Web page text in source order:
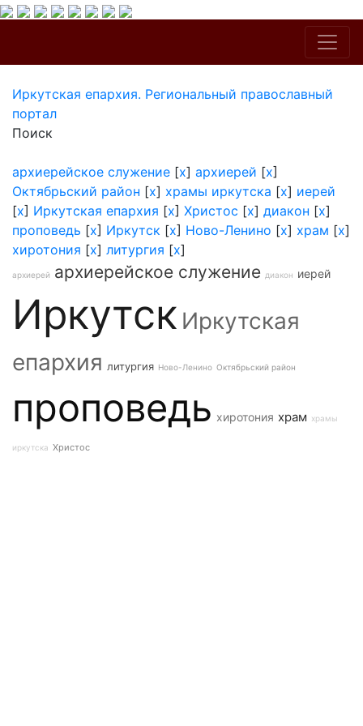
Иркутская епархия. Региональный православный
портал
Поиск
архиерейское служение [x] архиерей [x]
Октябрьский район [x] храмы иркутска [x] иерей
[x] Иркутская епархия [x] Христос [x] диакон [x]
проповедь [x] Иркутск [x] Ново-Ленино [x] храм [x]
хиротония [x] литургия [x]
архиерей архиерейское служение диакон иерей
Иркутск Иркутская
епархия литургия Ново-Ленино Октябрьский район
проповедь хиротония храм храмы
иркутска Христос